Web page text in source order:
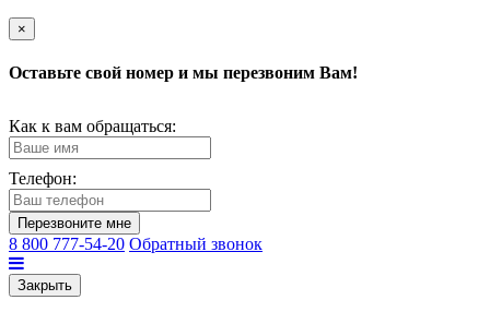
×
Оставьте свой номер и мы перезвоним Вам!
Как к вам обращаться:
Телефон:
Перезвоните мне
8 800 777-54-20 Обратный звонок
Закрыть